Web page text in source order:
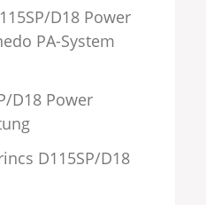
D18 Power
PA-System
D18 Power
D115SP/D18